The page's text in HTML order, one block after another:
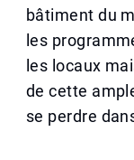
bâtiment du
les
les locaux
de cette
se perdre